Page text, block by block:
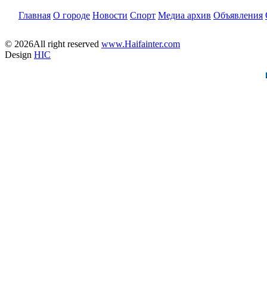
Главная О городе Новости Спорт Медиа архив Объявления
© 2026All right reserved www.Haifainter.com
Design HIC